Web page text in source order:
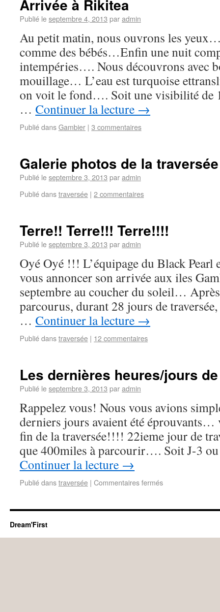
Arrivée à Rikitea
Publié leseptembre 4, 2013 paradmin
Au petit matin, nous ouvrons les
comme des bébés…Enfin une nuit
intempéries…. Nous découvrons avec
mouillage… L’eau est turquoise
on voit le fond…. Soit une visibilité
… Continuer la lecture →
Publié dansGambier | 3 commentaires
Galerie photos de la traversée
Publié leseptembre 3, 2013 paradmin
Publié danstraversée | 2 commentaires
Terre!! Terre!!! Terre!!!!
Publié leseptembre 3, 2013 paradmin
Oyé Oyé !!! L’équipage du Black Pearl
vous annoncer son arrivée aux iles
septembre au coucher du soleil…
parcourus, durant 28 jours de
… Continuer la lecture →
Publié danstraversée | 12 commentaires
Les dernières heures/jours
Publié leseptembre 3, 2013 paradmin
Rappelez vous! Nous vous avions
derniers jours avaient été éprouvants…
fin de la traversée!!!! 22ieme jour de
que 400miles à parcourir…. Soit J-3
Continuer la lecture →
Publié danstraversée | Commentaires fermés
Dream'First